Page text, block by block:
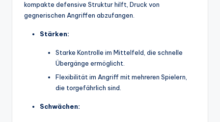
kompakte defensive Struktur hilft, Druck von
gegnerischen Angriffen abzufangen.
Stärken:
Starke Kontrolle im Mittelfeld, die schnelle
Übergänge ermöglicht.
Flexibilität im Angriff mit mehreren Spielern,
die torgefährlich sind.
Schwächen: